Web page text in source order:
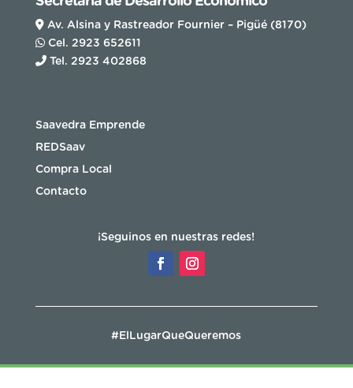
Av. Alsina y Rastreador Fournier – Pigüé (8170)
Cel. 2923 652611
Tel. 2923 402868
Saavedra Emprende
REDSaav
Compra Local
Contacto
¡Seguinos en nuestras redes!
#ElLugarQueQueremos